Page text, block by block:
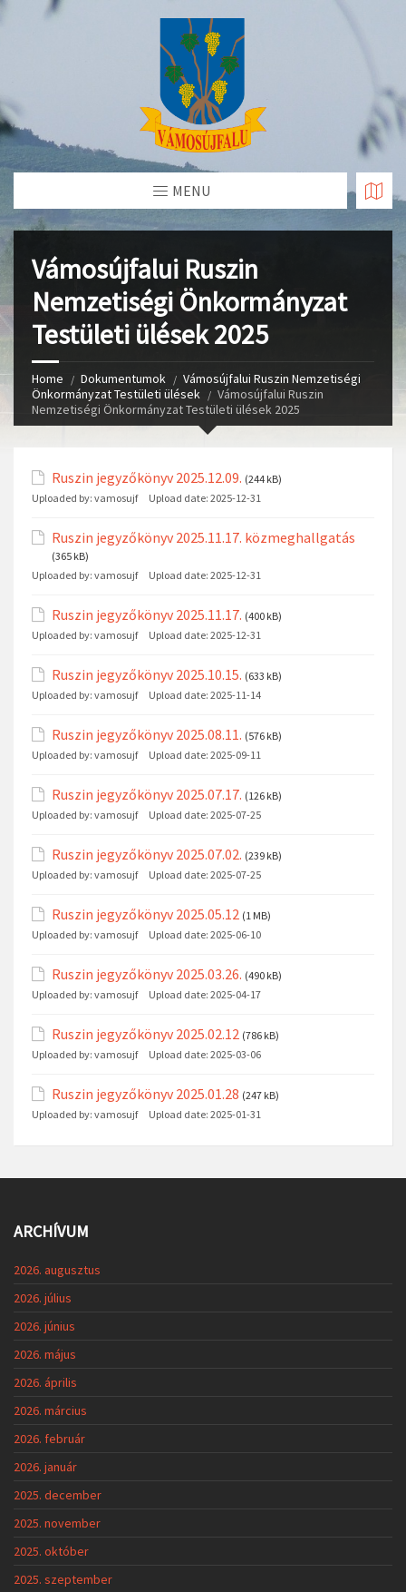
Skip
MENU
Vámosújfalui Ruszin
Nemzetiségi Önkormányzat
Testületi ülések 2025
Home Dokumentumok
Vámosújfalui Ruszin Nemzetiségi
Önkormányzat Testületi ülések
Vámosújfalui Ruszin
Nemzetiségi Önkormányzat Testületi ülések 2025
Ruszin jegyzőkönyv 2025.12.09. (244 kB)
Uploaded by: vamosujf Upload date: 2025-12-31
Ruszin jegyzőkönyv 2025.11.17. közmeghallgatás
(365 kB)
Uploaded by: vamosujf Upload date: 2025-12-31
Ruszin jegyzőkönyv 2025.11.17. (400 kB)
Uploaded by: vamosujf Upload date: 2025-12-31
Ruszin jegyzőkönyv 2025.10.15. (633 kB)
Uploaded by: vamosujf Upload date: 2025-11-14
Ruszin jegyzőkönyv 2025.08.11. (576 kB)
Uploaded by: vamosujf Upload date: 2025-09-11
Ruszin jegyzőkönyv 2025.07.17. (126 kB)
Uploaded by: vamosujf Upload date: 2025-07-25
Ruszin jegyzőkönyv 2025.07.02. (239 kB)
Uploaded by: vamosujf Upload date: 2025-07-25
Ruszin jegyzőkönyv 2025.05.12 (1 MB)
Uploaded by: vamosujf Upload date: 2025-06-10
Ruszin jegyzőkönyv 2025.03.26. (490 kB)
Uploaded by: vamosujf Upload date: 2025-04-17
Ruszin jegyzőkönyv 2025.02.12 (786 kB)
Uploaded by: vamosujf Upload date: 2025-03-06
Ruszin jegyzőkönyv 2025.01.28 (247 kB)
Uploaded by: vamosujf Upload date: 2025-01-31
ARCHÍVUM
2026. augusztus
2026. július
2026. június
2026. május
2026. április
2026. március
2026. február
2026. január
2025. december
2025. november
2025. október
2025. szeptember